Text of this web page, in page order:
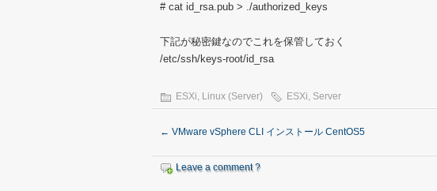
# cat id_rsa.pub > ./authorized_keys
下記が秘密鍵なのでこれを保管しておく
/etc/ssh/keys-root/id_rsa
ESXi, Linux (Server) ESXi, Server
← VMware vSphere CLI インストール CentOS5
Leave a comment ?